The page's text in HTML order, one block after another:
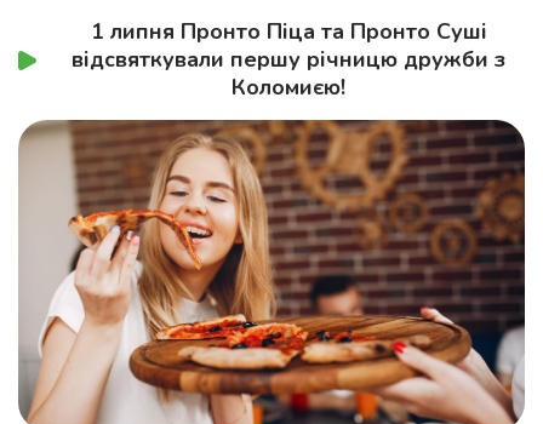
1 липня Пронто Піца та Пронто Суші
відсвяткували першу річницю дружби з
Коломиєю!